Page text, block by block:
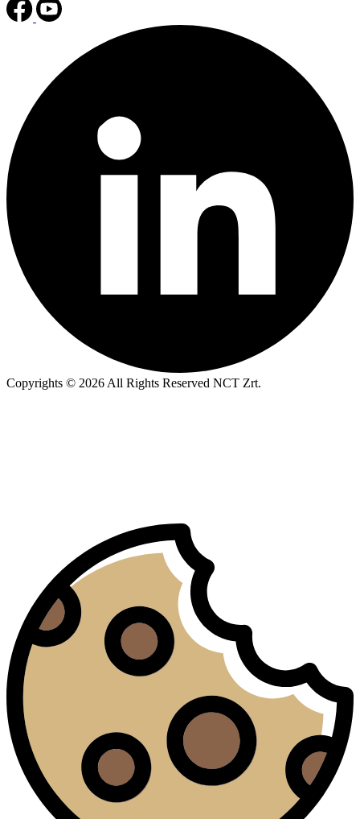
Copyrights © 2026 All Rights Reserved NCT Zrt.